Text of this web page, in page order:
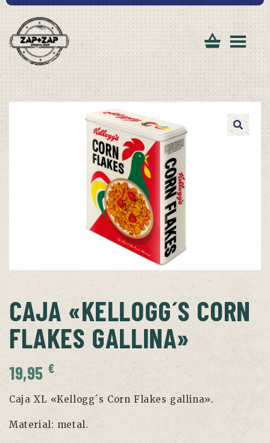
CAJA «KELLOGG´S CORN
FLAKES GALLINA»
19,95 €
Caja XL «Kellogg´s Corn Flakes gallina».
Material: metal.